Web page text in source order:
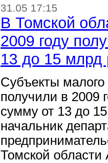
31.05 17:15
В Томской
2009 году
13 до 15 млрд
Субъекты малого
получили в 2009
сумму от 13 до
начальник
Томской